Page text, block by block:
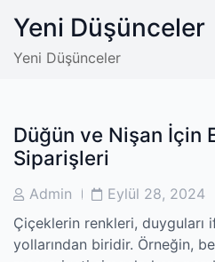
content
Yeni Düşünceler
Yeni Düşünceler
Düğün ve Nişan İçin
Siparişleri
PostAdmin
PostEylül 28, 2024
Çiçeklerin renkleri, duyguları
yollarından biridir. Örneğin,